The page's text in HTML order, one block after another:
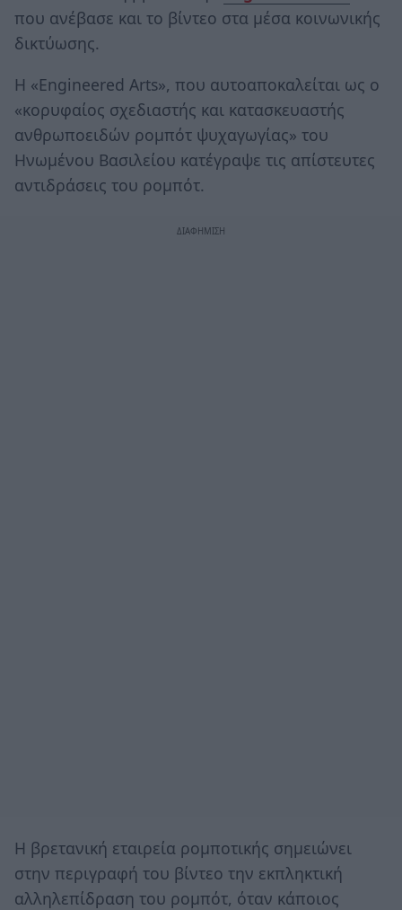
που ανέβασε και το βίντεο στα μέσα κοινωνικής
δικτύωσης.
Η «Engineered Arts», που αυτοαποκαλείται ως ο
«κορυφαίος σχεδιαστής και κατασκευαστής
ανθρωποειδών ρομπότ ψυχαγωγίας» του
Ηνωμένου Βασιλείου κατέγραψε τις απίστευτες
αντιδράσεις του ρομπότ.
Η βρετανική εταιρεία ρομποτικής σημειώνει
στην περιγραφή του βίντεο την εκπληκτική
αλληλεπίδραση του ρομπότ, όταν κάποιος